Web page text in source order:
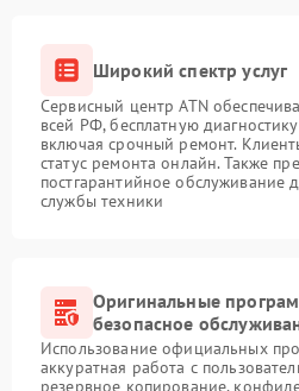
Широкий спектр услуг
Сервисный центр ATN
всей РФ, бесплатную
включая срочный ремонт.
статус ремонта онлайн. Также
постгарантийное обслуживание
службы техники
Оригинальные
безопасное
Использование официальных
аккуратная работа с